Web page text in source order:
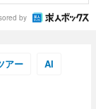
by
アー AI